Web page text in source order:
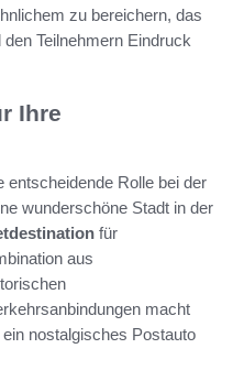
zu bereichern, das
Teilnehmern Eindruck
Ihre
entscheidende Rolle bei der
wunderschöne Stadt in der
für
aus
macht
nostalgisches Postauto